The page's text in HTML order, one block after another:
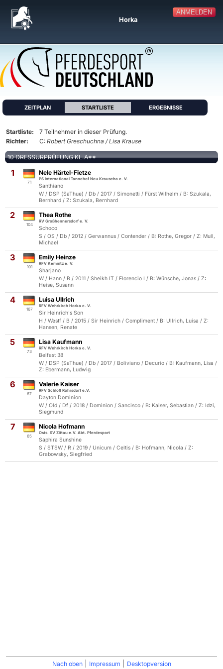
ANMELDEN
Horka
ZEITPLAN STARTLISTE ERGEBNISSE
Startliste:
7 Teilnehmer in dieser Prüfung.
Richter:
C: Robert Greschuchna / Lisa Krause
10 DRESSURPRÜFUNG KL.A**
1
71
Nele Härtel-Fietze
PS International Tannehof Neu Krauscha e. V.
Santhiano
W / DSP (SaThue) / Db / 2017 / Simonetti / Fürst Wilhelm / B: Szukala,
Bernhard / Z: Szukala, Bernhard
2
104
Thea Rothe
RV Großhennersdorf e. V.
Schoco
S / OS / Db / 2012 / Gerwannus / Contender / B: Rothe, Gregor / Z: Mull,
Michael
3
101
Emily Heinze
RFV Kemnitz e. V.
Sharjano
W / Hann / B / 2011 / Sheikh IT / Florencio I / B: Wünsche, Jonas / Z:
Heise, Susann
4
167
Luisa Ullrich
RFV Wehrkirch Horka e. V.
Sir Heinrich's Son
H / Westf / B / 2015 / Sir Heinrich / Compliment / B: Ullrich, Luisa / Z:
Hansen, Renate
5
73
Lisa Kaufmann
RFV Wehrkirch Horka e. V.
Belfast 38
W / DSP (SaThue) / Db / 2017 / Boliviano / Decurio / B: Kaufmann, Lisa /
Z: Ebermann, Ludwig
6
67
Valerie Kaiser
RFV Schloß Röhrsdorf e.V.
Dayton Dominion
W / Old / Df / 2018 / Dominion / Sancisco / B: Kaiser, Sebastian / Z: Idzi,
Siegmund
7
65
Nicola Hofmann
Osts. SV Zittau e.V. Abt. Pferdesport
Saphira Sunshine
S / STSW / R / 2019 / Unicum / Celtis / B: Hofmann, Nicola / Z:
Grabowsky, Siegfried
Nach oben Impressum Desktopversion